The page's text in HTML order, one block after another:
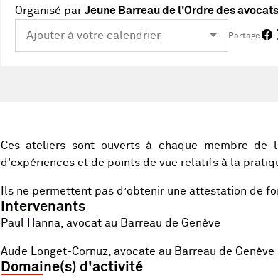
Organisé par Jeune Barreau de l'Ordre des avocats
Partage
Ces ateliers sont ouverts à chaque membre de
d'expériences et de points de vue relatifs à la
Ils ne permettent pas d’obtenir une attestation de
Intervenants
Paul Hanna, avocat au Barreau de Genève
Aude Longet-Cornuz, avocate au Barreau de Genève
Domaine(s) d'activité